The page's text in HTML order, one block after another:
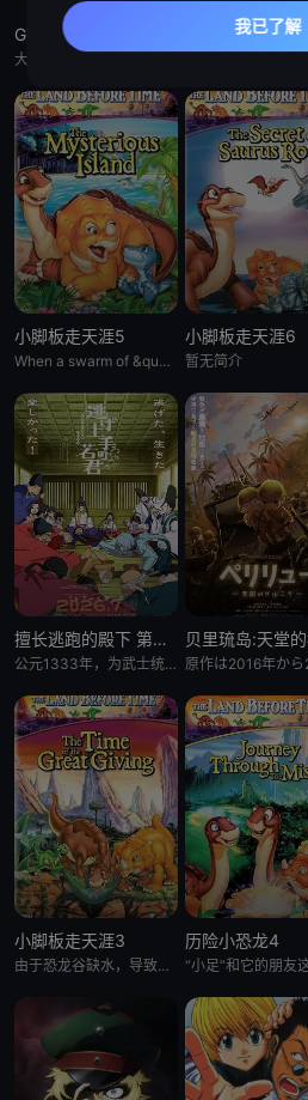
小脚板走天涯5
When a swarm of &quot;leaf-gobblers&quot; devours all
小脚板走天涯6
暂无简介
擅长逃跑的殿下 第二季
公元1333年，为武士统治日本奠定基石的镰仓幕府，因其所信任的幕臣——足利尊氏的谋反而宣告灭亡。 &nbsp; &nbsp; &nbsp; &nbsp; &nbsp; &nbsp; &nbsp; &n
小脚板走天涯3
由于恐龙谷缺水，导致大恐龙们反目成仇，“小足”和它四位朋友为此展开寻水之旅。一路上，小恐龙们历经暴龙的攻击
历险小恐龙4